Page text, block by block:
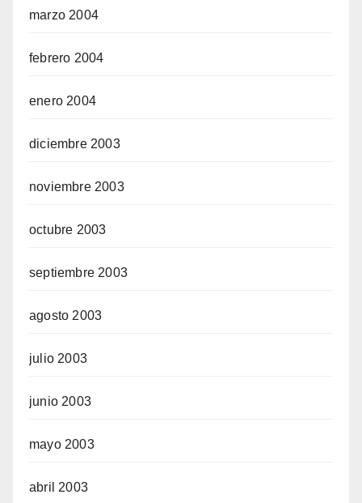
marzo 2004
febrero 2004
enero 2004
diciembre 2003
noviembre 2003
octubre 2003
septiembre 2003
agosto 2003
julio 2003
junio 2003
mayo 2003
abril 2003